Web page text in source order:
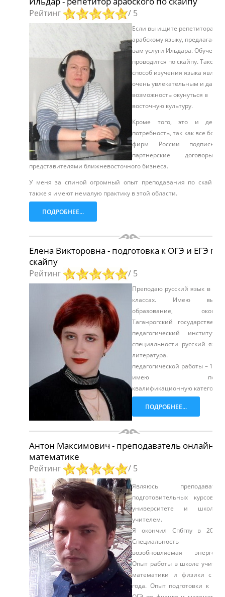
Рейтинг / 5
Если вы ищите репетитора по
арабскому языку, предлагаем
вам услуги Ильдара. Обучение
проводится по скайпу. Такой
способ изучения языка
очень увлекательным и дает
возможность окунуться в
восточную культуру.
Кроме того, это и
потребность, так как все
фирм России
партнерские договоры
представителями ближневосточного бизнеса.
У меня за спиной огромный опыт преподавания по
также я имеют немалую практику в этой области.
ПОДРОБНЕЕ...
Елена Викторовна - подготовка к ОГЭ и ЕГЭ по
скайпу
Рейтинг / 5
Преподаю русский язык в 5 –
классах. Имею
образование,
Таганрогский
педагогический институт
специальности русский
литература.
педагогической работы – 19
имею
квалификационную
ПОДРОБНЕЕ...
Антон Максимович - преподаватель онлайн
математике
Рейтинг / 5
Являюсь
подготовительных курсов
университете и
учителем.
Я окончил Спбгпу в 2013
Специальность
возобновляемая
Опыт работы в школе
математики и физики с
года. Опыт подготовки к